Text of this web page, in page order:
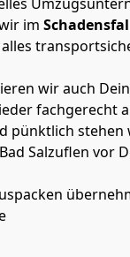
im
wir auch
fachgerecht
pünktlich stehen
Salzuflen vor